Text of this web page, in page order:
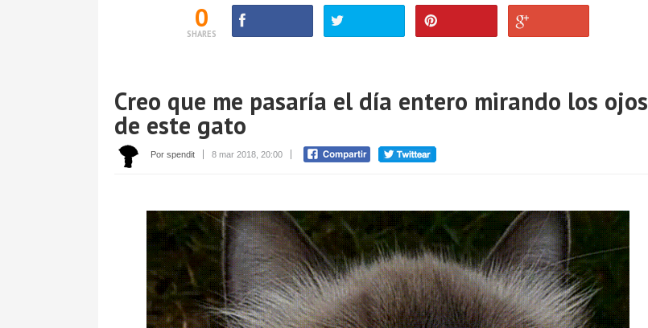
0
SHARES
Creo que me pasaría el día entero mirando los ojos
de este gato
Por spendit 8 mar 2018, 20:00